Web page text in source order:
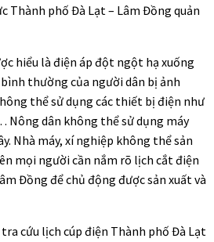
Thành phố Đà Lạt – Lâm Đồng quản
hiểu là điện áp đột ngột hạ xuống
thường của người dân bị ảnh
thể sử dụng các thiết bị điện như
Nông dân không thể sử dụng máy
Nhà máy, xí nghiệp không thể sản
mọi người cần nắm rõ lịch cắt điện
Đồng để chủ động được sản xuất và
cứu lịch cúp điện Thành phố Đà Lạt